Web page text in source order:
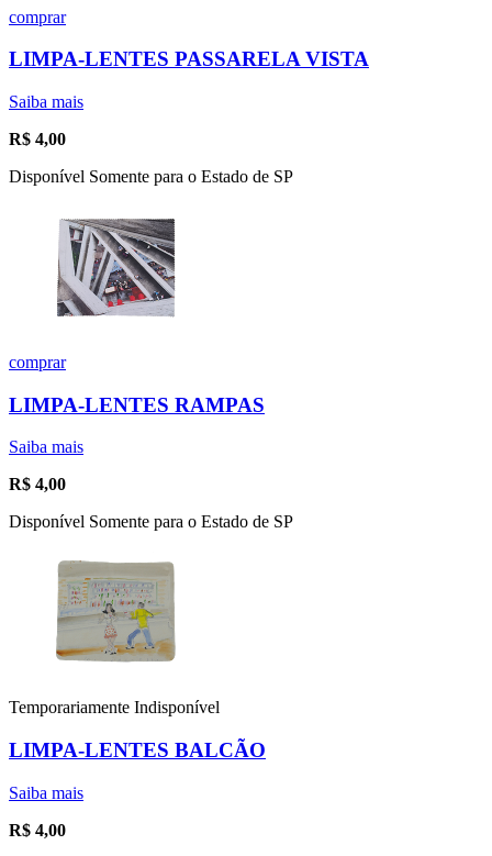
comprar
LIMPA-LENTES PASSARELA VISTA
Saiba mais
R$ 4,00
Disponível Somente para o Estado de SP
comprar
LIMPA-LENTES RAMPAS
Saiba mais
R$ 4,00
Disponível Somente para o Estado de SP
Temporariamente Indisponível
LIMPA-LENTES BALCÃO
Saiba mais
R$ 4,00